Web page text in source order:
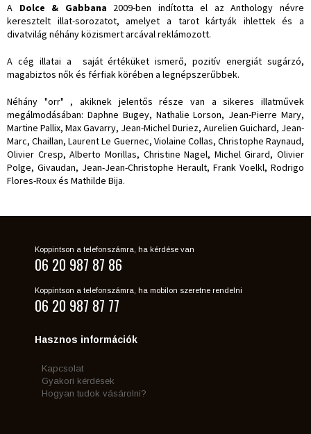
A Dolce & Gabbana 2009-ben indította el az Anthology névre
keresztelt illat-sorozatot, amelyet a tarot kártyák ihlettek és a
divatvilág néhány közismert arcával reklámozott.
A cég illatai a saját értéküket ismerő, pozitív energiát sugárzó,
magabiztos nők és férfiak körében a legnépszerűbbek.
Néhány "orr" , akiknek jelentős része van a sikeres illatművek
megálmodásában: Daphne Bugey, Nathalie Lorson, Jean-Pierre Mary,
Martine Pallix, Max Gavarry, Jean-Michel Duriez, Aurelien Guichard, Jean-
Marc, Chaillan, Laurent Le Guernec, Violaine Collas, Christophe Raynaud,
Olivier Cresp, Alberto Morillas, Christine Nagel, Michel Girard, Olivier
Polge, Givaudan, Jean-Jean-Christophe Herault, Frank Voelkl, Rodrigo
Flores-Roux és Mathilde Bija.
Koppintson a telefonszámra, ha kérdése van
06 20 987 87 86
Koppintson a telefonszámra, ha mobilon szeretne rendelni
06 20 987 87 77
Hasznos információk
Kapcsolat
Gyakori kérdések
Hogyan tudok vásárolni?